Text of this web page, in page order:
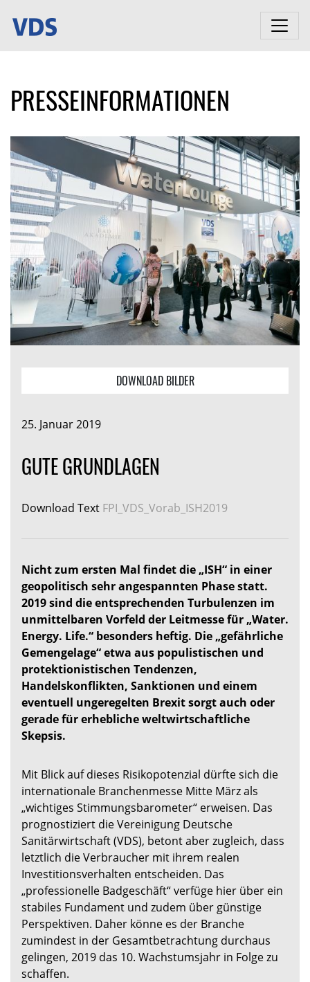
PRESSEINFORMATIONEN
DOWNLOAD BILDER
25. Januar 2019
GUTE GRUNDLAGEN
Download Text FPI_VDS_Vorab_ISH2019
Nicht zum ersten Mal findet die „ISH“ in einer
geopolitisch sehr angespannten Phase statt.
2019 sind die entsprechenden Turbulenzen im
unmittelbaren Vorfeld der Leitmesse für „Water.
Energy. Life.“ besonders heftig. Die „gefährliche
Gemengelage“ etwa aus populistischen und
protektionistischen Tendenzen,
Handelskonflikten, Sanktionen und einem
eventuell ungeregelten Brexit sorgt auch oder
gerade für erhebliche weltwirtschaftliche
Skepsis.
Mit Blick auf dieses Risikopotenzial dürfte sich die
internationale Branchenmesse Mitte März als
„wichtiges Stimmungsbarometer“ erweisen. Das
prognostiziert die Vereinigung Deutsche
Sanitärwirtschaft (VDS), betont aber zugleich, dass
letztlich die Verbraucher mit ihrem realen
Investitionsverhalten entscheiden. Das
„professionelle Badgeschäft“ verfüge hier über ein
stabiles Fundament und zudem über günstige
Perspektiven. Daher könne es der Branche
zumindest in der Gesamtbetrachtung durchaus
gelingen, 2019 das 10. Wachstumsjahr in Folge zu
schaffen.